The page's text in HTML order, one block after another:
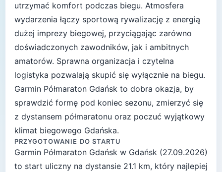
utrzymać komfort podczas biegu. Atmosfera
wydarzenia łączy sportową rywalizację z energią
dużej imprezy biegowej, przyciągając zarówno
doświadczonych zawodników, jak i ambitnych
amatorów. Sprawna organizacja i czytelna
logistyka pozwalają skupić się wyłącznie na biegu.
Garmin Półmaraton Gdańsk to dobra okazja, by
sprawdzić formę pod koniec sezonu, zmierzyć się
z dystansem półmaratonu oraz poczuć wyjątkowy
klimat biegowego Gdańska.
PRZYGOTOWANIE DO STARTU
Garmin Półmaraton Gdańsk w Gdańsk (27.09.2026)
to start uliczny na dystansie 21.1 km, który najlepiej